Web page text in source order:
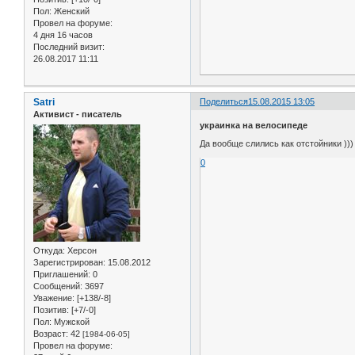
Пол: Женский
Провел на форуме:
4 дня 16 часов
Последний визит:
26.08.2017 11:11
Поделиться15.08.2015 13:05
Satri
Активист - писатель
Откуда: Херсон
Зарегистрирован: 15.08.2012
Приглашений: 0
Сообщений: 3697
Уважение: [+138/-8]
Позитив: [+7/-0]
Пол: Мужской
Возраст: 42 [1984-06-05]
Провел на форуме:
украинка на велосипеде
Да вообще слились как отстойники
0